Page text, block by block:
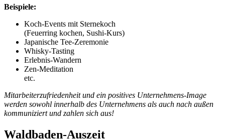
Beispiele:
Koch-Events mit Sternekoch
(Feuerring kochen, Sushi-Kurs)
Japanische Tee-Zeremonie
Whisky-Tasting
Erlebnis-Wandern
Zen-Meditation
etc.
Mitarbeiterzufriedenheit und ein positives Unternehmens-Image
werden sowohl innerhalb des Unternehmens als auch nach außen
kommuniziert und zahlen sich aus!
Waldbaden-Auszeit